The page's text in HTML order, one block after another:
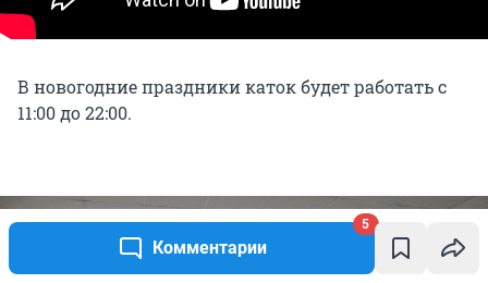
Комментарии
5
В новогодние праздники каток будет работать с
11:00 до 22:00.